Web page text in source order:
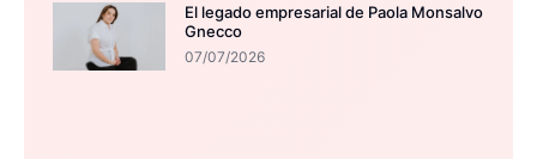
El legado empresarial de Paola Monsalvo
Gnecco
07/07/2026